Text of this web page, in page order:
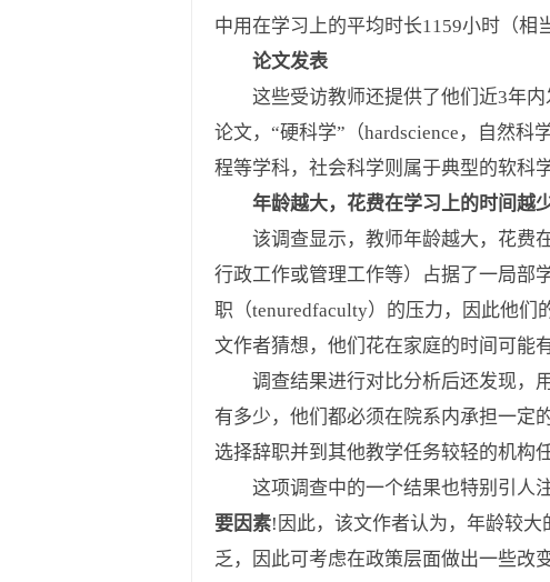
中用在学习上的平均时长1159小时（相
论文发表
这些受访教师还提供了他们近3年内
论文，“硬科学”（hardscience，自然
程等学科，社会科学则属于典型的软科
年龄越大，花费在学习上的时间越
该调查显示，教师年龄越大，花费在
行政工作或管理工作等）占据了一局部
职（tenuredfaculty）的压力，因此他
文作者猜想，他们花在家庭的时间可能
调查结果进行对比分析后还发现，用
有多少，他们都必须在院系内承担一定
选择辞职并到其他教学任务较轻的机构
这项调查中的一个结果也特别引人注
要因素!因此，该文作者认为，年龄较
乏，因此可考虑在政策层面做出一些改